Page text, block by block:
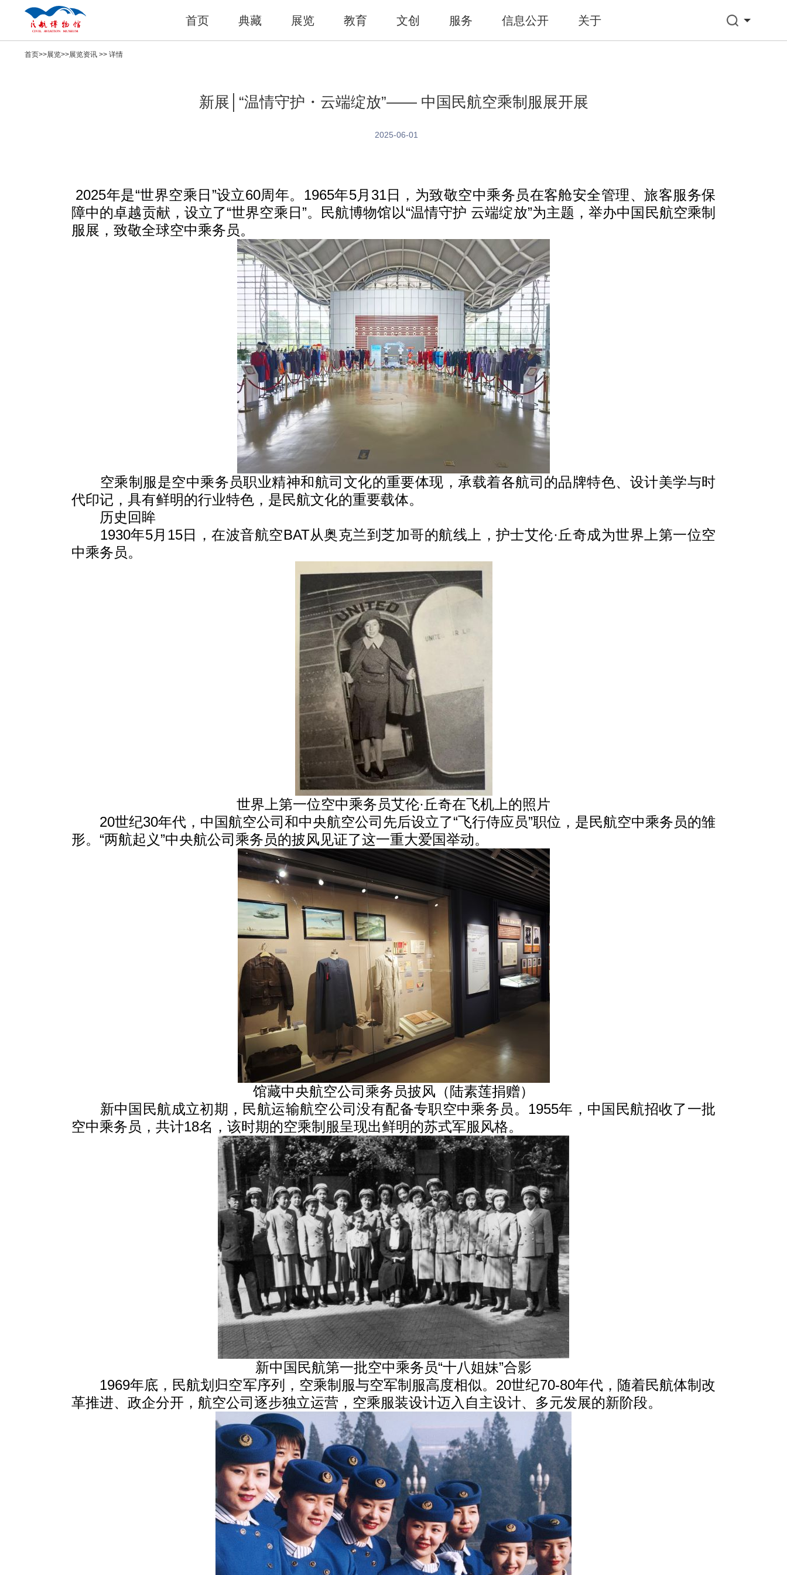
首页 典藏 展览 教育 文创 服务 信息公开 关于
首页>>展览>>展览资讯 >> 详情
新展│“温情守护・云端绽放”—— 中国民航空乘制服展开展
2025-06-01
2025年是“世界空乘日”设立60周年。1965年5月31日，为致敬空中乘务员在客舱安全管理、旅客服务保
障中的卓越贡献，设立了“世界空乘日”。民航博物馆以“温情守护 云端绽放”为主题，举办中国民航空乘制
服展，致敬全球空中乘务员。
空乘制服是空中乘务员职业精神和航司文化的重要体现，承载着各航司的品牌特色、设计美学与时
代印记，具有鲜明的行业特色，是民航文化的重要载体。
历史回眸
1930年5月15日，在波音航空BAT从奥克兰到芝加哥的航线上，护士艾伦·丘奇成为世界上第一位空
中乘务员。
世界上第一位空中乘务员艾伦·丘奇在飞机上的照片
20世纪30年代，中国航空公司和中央航空公司先后设立了“飞行侍应员”职位，是民航空中乘务员的雏
形。“两航起义”中央航公司乘务员的披风见证了这一重大爱国举动。
馆藏中央航空公司乘务员披风（陆素莲捐赠）
新中国民航成立初期，民航运输航空公司没有配备专职空中乘务员。1955年，中国民航招收了一批
空中乘务员，共计18名，该时期的空乘制服呈现出鲜明的苏式军服风格。
新中国民航第一批空中乘务员“十八姐妹”合影
1969年底，民航划归空军序列，空乘制服与空军制服高度相似。20世纪70-80年代，随着民航体制改
革推进、政企分开，航空公司逐步独立运营，空乘服装设计迈入自主设计、多元发展的新阶段。